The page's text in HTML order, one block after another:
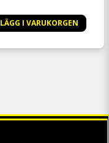
LÄGG I VARUKORGEN